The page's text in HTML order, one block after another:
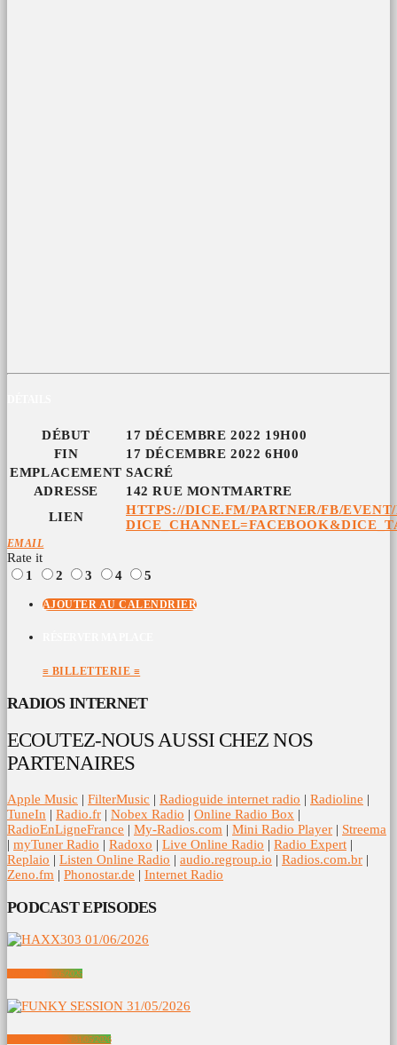
DÉBUT
17 DÉCEMBRE 2022 19H00
FIN
17 DÉCEMBRE 2022 6H00
EMPLACEMENT SACRÉ
ADRESSE
142 RUE MONTMARTRE
LIEN
HTTPS://DICE.FM/PARTNER/FB/
EMAIL
Rate it
1
2 3 4 5
AJOUTER AU CALENDRIER
≡ BILLETTERIE ≡
RADIOS INTERNET
ECOUTEZ-NOUS AUSSI CHEZ NOS
PARTENAIRES
Apple Music | FilterMusic | Radioguide internet radio | Radioline |
TuneIn | Radio.fr | Nobex Radio | Online Radio Box |
RadioEnLigneFrance | My-Radios.com | Mini Radio Player | Streema
| myTuner Radio | Radoxo | Live Online Radio | Radio Expert |
Replaio | Listen Online Radio | audio.regroup.io | Radios.com.br |
Zeno.fm | Phonostar.de | Internet Radio
PODCAST EPISODES
HAXX303 01/06/2026
FUNKY SESSION 31/05/2026